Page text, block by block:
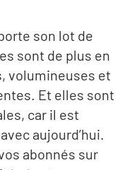
son lot de
sont de plus en
volumineuses et
Et elles sont
car il est
aujourd’hui.
abonnés sur